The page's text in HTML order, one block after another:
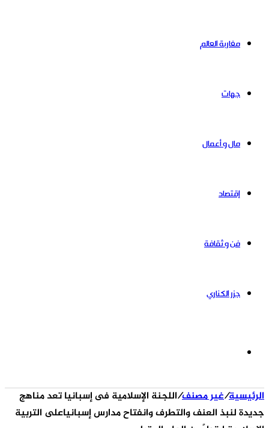
مغاربة العالم
جهات
مال و أعمال
إقتصاد
فن و ثقافة
جزر الكناري
المظلمالرئيسية/غير مصنف/اللجنة الإسلامية فى إسبانيا تعد مناهج
جديدة لنبذ العنف والتطرف وانفتاح مدارس إسبانياعلى التربية